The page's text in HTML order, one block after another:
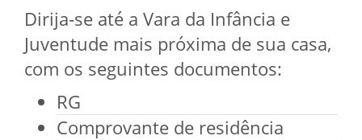
Dirija-se até a Vara da Infância e
Juventude mais próxima de sua casa,
com os seguintes documentos:
RG
Comprovante de residência